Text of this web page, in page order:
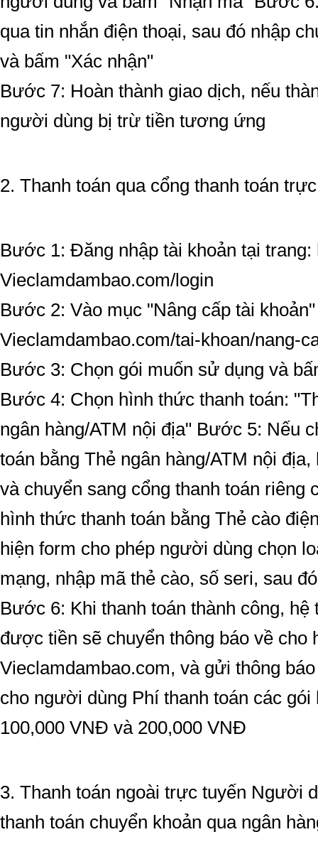
qua tin nhắn điện thoại, sau đó nhập
và bấm "Xác nhận"
Bước 7: Hoàn thành giao dịch, nếu
người dùng bị trừ tiền tương ứng
2. Thanh toán qua cổng thanh toán
Bước 1: Đăng nhập tài khoản tại trang:
Vieclamdambao.com/login
Bước 2: Vào mục "Nâng cấp tài
Vieclamdambao.com/tai-khoan/nang-
Bước 3: Chọn gói muốn sử dụng và
Bước 4: Chọn hình thức thanh toán:
ngân hàng/ATM nội địa" Bước 5: Nếu
toán bằng Thẻ ngân hàng/ATM nội
và chuyển sang cổng thanh toán riêng
hình thức thanh toán bằng Thẻ cào
hiện form cho phép người dùng chọn
mạng, nhập mã thẻ cào, số seri, sau
Bước 6: Khi thanh toán thành công, hệ
được tiền sẽ chuyển thông báo về cho
Vieclamdambao.com, và gửi thông
cho người dùng Phí thanh toán các
100,000 VNĐ và 200,000 VNĐ
3. Thanh toán ngoài trực tuyến Người
thanh toán chuyển khoản qua ngân